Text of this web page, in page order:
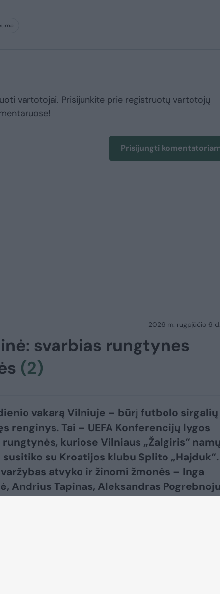
vartotojai. Prisijunkite prie registruotų vartotojų
Prisijungti
2026 m. rugpjūčio 6 d.
svarbias rungtynes
(2)
vakarą Vilniuje – būrį futbolo sirgalių
renginys. Tai – UEFA Konferencijų lygos
kuriose Vilniaus „Žalgiris“
su Kroatijos klubu Splito „Hajduk“.
atvyko ir žinomi žmonės – Inga
Andrius Tapinas, Aleksandras
bei kiti.